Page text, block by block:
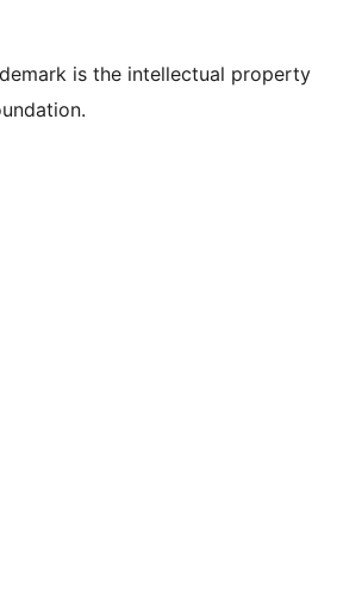
is the intellectual property